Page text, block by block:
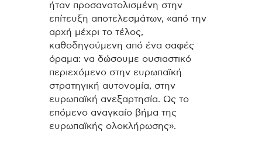
ήταν προσανατολισμένη στην
επίτευξη αποτελεσμάτων, «από την
αρχή μέχρι το τέλος,
καθοδηγούμενη από ένα σαφές
όραμα: να δώσουμε ουσιαστικό
περιεχόμενο στην ευρωπαϊκή
στρατηγική αυτονομία, στην
ευρωπαϊκή ανεξαρτησία. Ως το
επόμενο αναγκαίο βήμα της
ευρωπαϊκής ολοκλήρωσης».